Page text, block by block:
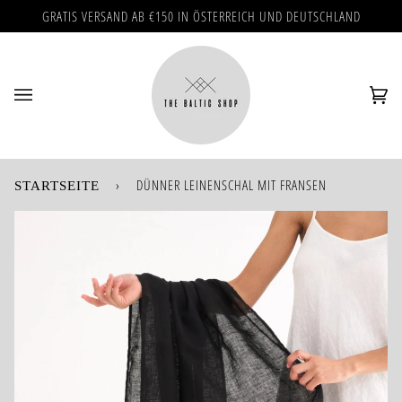
zum
GRATIS VERSAND AB €150 IN ÖSTERREICH UND DEUTSCHLAND
(0)
STARTSEITE › DÜNNER LEINENSCHAL MIT FRANSEN